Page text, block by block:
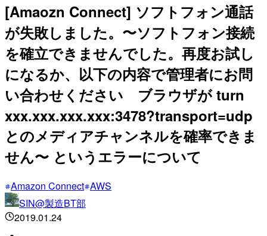
[Amaozn Connect] ソフトフォン通話
が失敗しました。〜ソフトフォン接続
を確立できませんでした。再度お試し
になるか、以下の内容で管理者にお問
い合わせください ブラウザが turn
xxx.xxx.xxx.xxx:3478?transport=udp
とのメディアチャンネルを確率できま
せん〜 というエラーについて
Amazon Connect AWS
SIN@製造BT部
2019.01.24